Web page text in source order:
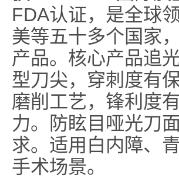
FDA认证，是全球
美等五十多个国家
产品。核心产品追
型刀尖，穿刺度有
磨削工艺，锋利度
力。防眩目哑光刀
求。适用白内障、
手术场景。